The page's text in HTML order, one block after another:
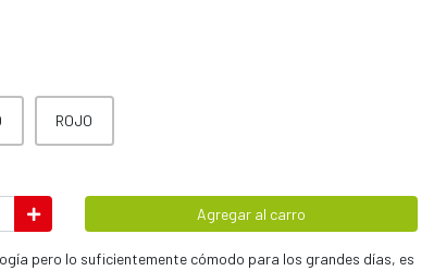
ROJO
Agregar al carro
pero lo suficientemente cómodo para los grandes días, es